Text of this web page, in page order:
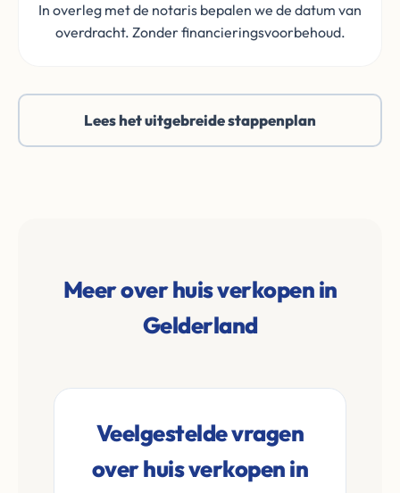
In overleg met de notaris bepalen we de datum van
overdracht. Zonder financieringsvoorbehoud.
Lees het uitgebreide stappenplan
Meer over huis verkopen in
Gelderland
Veelgestelde vragen
over huis verkopen in